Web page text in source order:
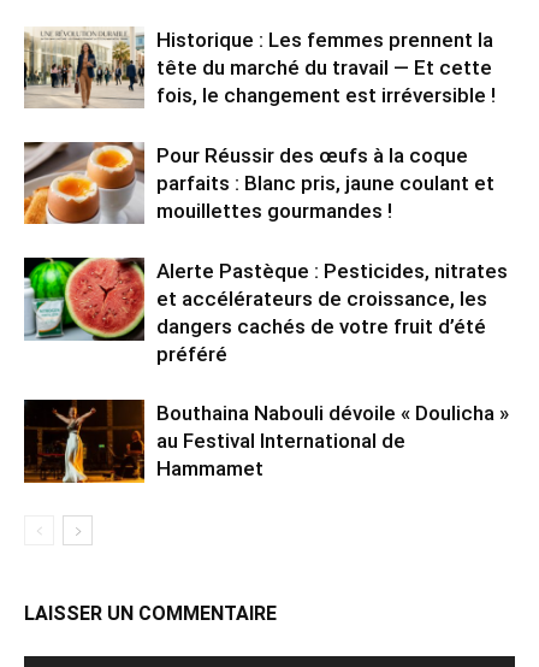
Historique : Les femmes prennent la
tête du marché du travail — Et cette
fois, le changement est irréversible !
Pour Réussir des œufs à la coque
parfaits : Blanc pris, jaune coulant et
mouillettes gourmandes !
Alerte Pastèque : Pesticides, nitrates
et accélérateurs de croissance, les
dangers cachés de votre fruit d’été
préféré
Bouthaina Nabouli dévoile « Doulicha »
au Festival International de
Hammamet
LAISSER UN COMMENTAIRE